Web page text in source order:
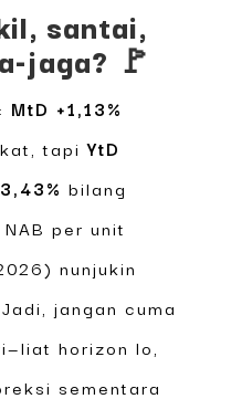
santai,
jaga? 🚩
MtD +1,13%
tapiYtD
bilang
per unit
nunjukin
jangan cuma
horizon lo,
sementara